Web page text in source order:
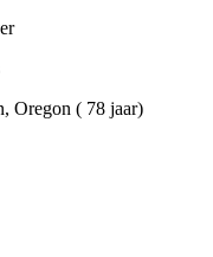
Oregon ( 78 jaar)